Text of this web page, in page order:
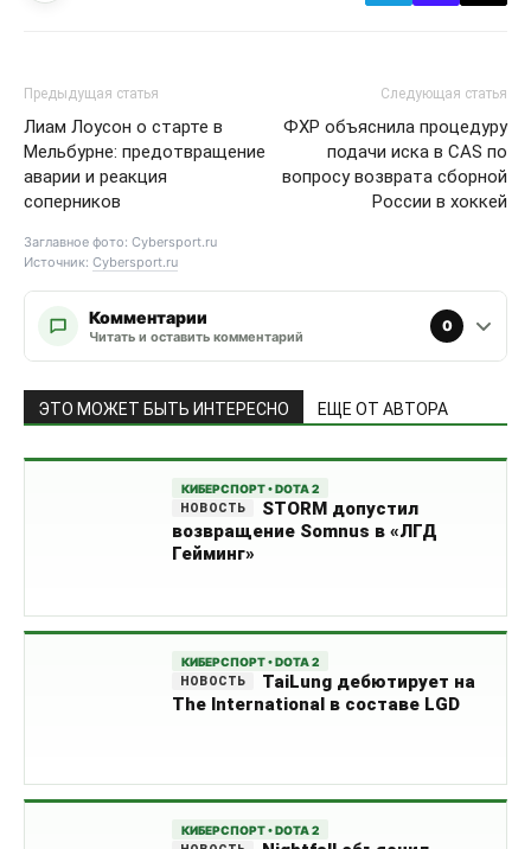
Предыдущая статья
Лиам Лоусон о старте в
Мельбурне: предотвращение
аварии и реакция
соперников
Следующая статья
ФХР объяснила процедуру
подачи иска в CAS по
вопросу возврата сборной
России в хоккей
Заглавное фото: Cybersport.ru
Источник: Cybersport.ru
Комментарии
Читать и оставить комментарий
0
ЭТО МОЖЕТ БЫТЬ ИНТЕРЕСНО ЕЩЕ ОТ АВТОРА
КИБЕРСПОРТ • DOTA 2
STORM допустил
возвращение Somnus в «ЛГД
Гейминг»
КИБЕРСПОРТ • DOTA 2
TaiLung дебютирует на
The International в составе LGD
КИБЕРСПОРТ • DOTA 2